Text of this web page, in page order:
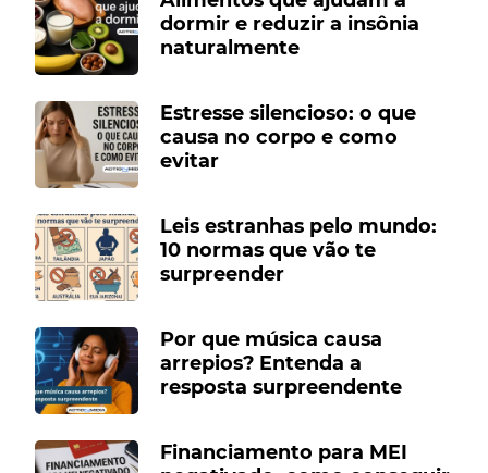
dormir e reduzir a insônia
naturalmente
Estresse silencioso: o que
causa no corpo e como
evitar
Leis estranhas pelo mundo:
10 normas que vão te
surpreender
Por que música causa
arrepios? Entenda a
resposta surpreendente
Financiamento para MEI